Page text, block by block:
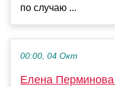
по случаю ...
00:00, 04 Окт
Елена Перминова